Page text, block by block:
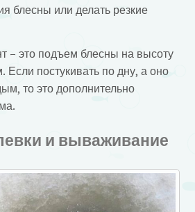
блесны или делать резкие
– это подъем блесны на высоту
Если постукивать по дну, а оно
то это дополнительно
и вываживание